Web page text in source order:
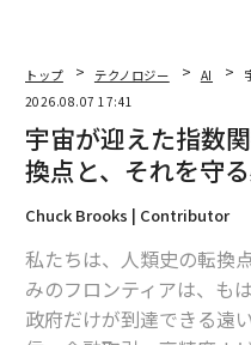
トップ テクノロジー AI
2026.08.07 17:41
宇宙が迎えた指数
換点と、それを守
Chuck Brooks | Contributor
私たちは、人類史の転換
みのフロンティアは、も
政府だけが到達できる遠